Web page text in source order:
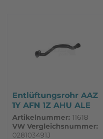
Entlüftungsrohr AAZ
1Y AFN 1Z AHU ALE
Artikelnummer: 11618
VW Vergleichsnummer:
028103491J